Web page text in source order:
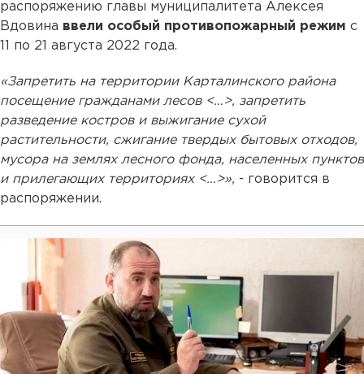
распоряжению главы муниципалитета Алексея
Вдовина ввели особый противопожарный режим с
11 по 21 августа 2022 года.
«Запретить на территории Карталинского района
посещение гражданами лесов <…>, запретить
разведение костров и выжигание сухой
растительности, сжигание твердых бытовых отходов,
мусора на землях лесного фонда, населенных пунктов
и прилегающих территориях <…>», - говорится в
распоряжении.